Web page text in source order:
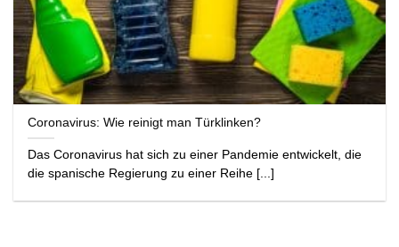
Coronavirus: Wie reinigt man Türklinken?
Das Coronavirus hat sich zu einer Pandemie entwickelt, die
die spanische Regierung zu einer Reihe [...]